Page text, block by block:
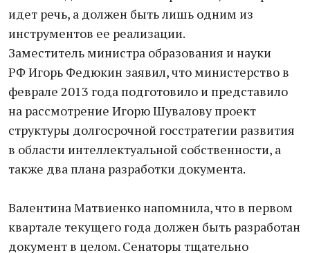
идет речь, а должен быть лишь одним из
инструментов ее реализации.
Заместитель министра образования и науки
РФ Игорь Федюкин заявил, что министерство в
феврале 2013 года подготовило и представило
на рассмотрение Игорю Шувалову проект
структуры долгосрочной госстратегии развития
в области интеллектуальной собственности, а
также два плана разработки документа.
Валентина Матвиенко напомнила, что в первом
квартале текущего года должен быть разработан
документ в целом. Сенаторы тщательно